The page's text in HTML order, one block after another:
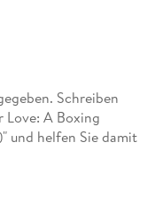
Schreiben
Love: A Boxing
und helfen Sie damit